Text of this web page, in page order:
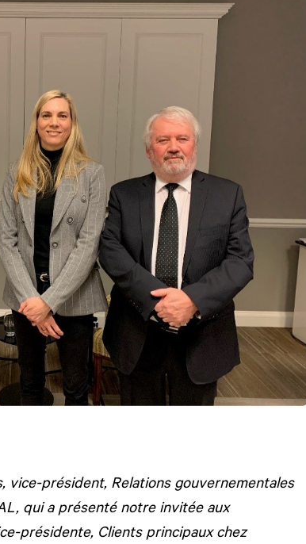
vice-président, Relations gouvernementales
, qui a présenté notre invitée aux
présidente, Clients principaux chez